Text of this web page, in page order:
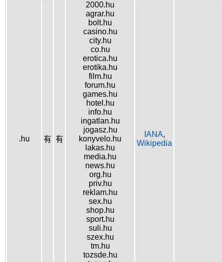
.hu 有 有
2000.hu
agrar.hu
bolt.hu
casino.hu
city.hu
co.hu
erotica.hu
erotika.hu
film.hu
forum.hu
games.hu
hotel.hu
info.hu
ingatlan.hu
jogasz.hu
konyvelo.hu
lakas.hu
media.hu
news.hu
org.hu
priv.hu
reklam.hu
sex.hu
shop.hu
sport.hu
suli.hu
szex.hu
tm.hu
tozsde.hu
IANA,
Wikipedia